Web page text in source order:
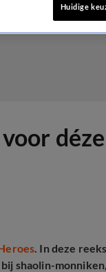
. In deze
shaolin-monniken,
Huidige